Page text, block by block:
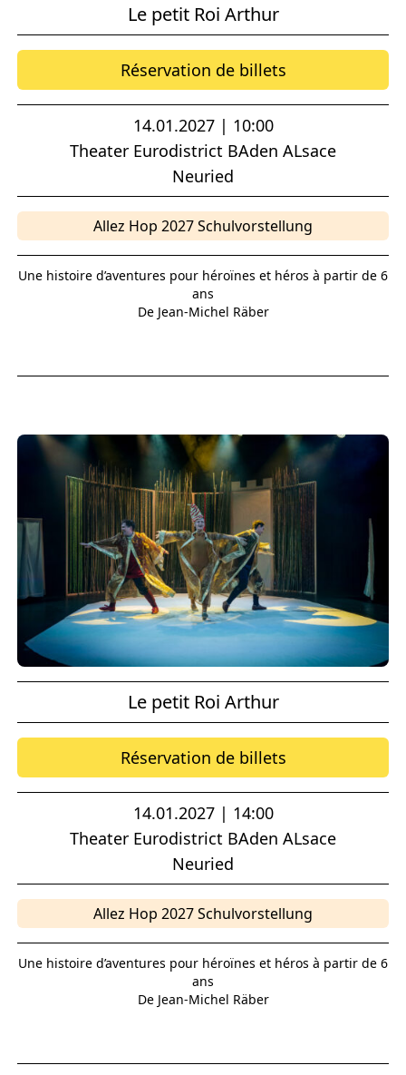
Le petit Roi Arthur
Réservation de billets
14.01.2027 | 10:00
Theater Eurodistrict BAden ALsace
Neuried
Allez Hop 2027 Schulvorstellung
Une histoire d’aventures pour héroïnes et héros à partir de 6
ans
De Jean-Michel Räber
Le petit Roi Arthur
Réservation de billets
14.01.2027 | 14:00
Theater Eurodistrict BAden ALsace
Neuried
Allez Hop 2027 Schulvorstellung
Une histoire d’aventures pour héroïnes et héros à partir de 6
ans
De Jean-Michel Räber